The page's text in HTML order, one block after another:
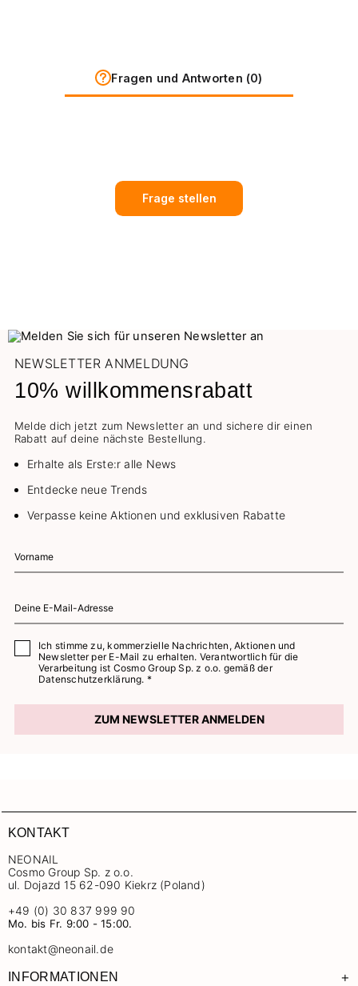
Fragen und Antworten (0)
Frage stellen
NEWSLETTER ANMELDUNG
10% willkommensrabatt
Melde dich jetzt zum Newsletter an und sichere dir einen
Rabatt auf deine nächste Bestellung.
Erhalte als Erste:r alle News
Entdecke neue Trends
Verpasse keine Aktionen und exklusiven Rabatte
Ich stimme zu, kommerzielle Nachrichten, Aktionen und
Newsletter per E-Mail zu erhalten. Verantwortlich für die
Verarbeitung ist Cosmo Group Sp. z o.o. gemäß der
Datenschutzerklärung. *
ZUM NEWSLETTER ANMELDEN
KONTAKT
NEONAIL
Cosmo Group Sp. z o.o.
ul. Dojazd 15 62-090 Kiekrz (Poland)
+49 (0) 30 837 999 90
Mo. bis Fr. 9:00 - 15:00.
kontakt@neonail.de
INFORMATIONEN +